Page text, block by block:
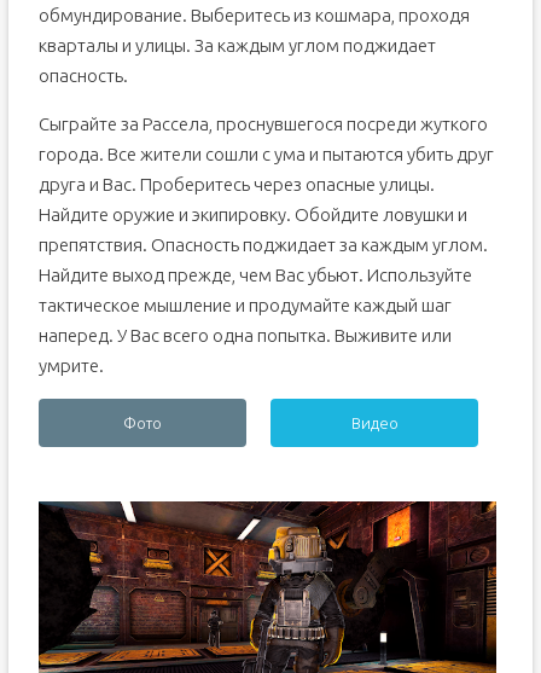
обмундирование. Выберитесь из кошмара, проходя
кварталы и улицы. За каждым углом поджидает
опасность.
Сыграйте за Рассела, проснувшегося посреди жуткого
города. Все жители сошли с ума и пытаются убить друг
друга и Вас. Проберитесь через опасные улицы.
Найдите оружие и экипировку. Обойдите ловушки и
препятствия. Опасность поджидает за каждым углом.
Найдите выход прежде, чем Вас убьют. Используйте
тактическое мышление и продумайте каждый шаг
наперед. У Вас всего одна попытка. Выживите или
умрите.
Фото Видео